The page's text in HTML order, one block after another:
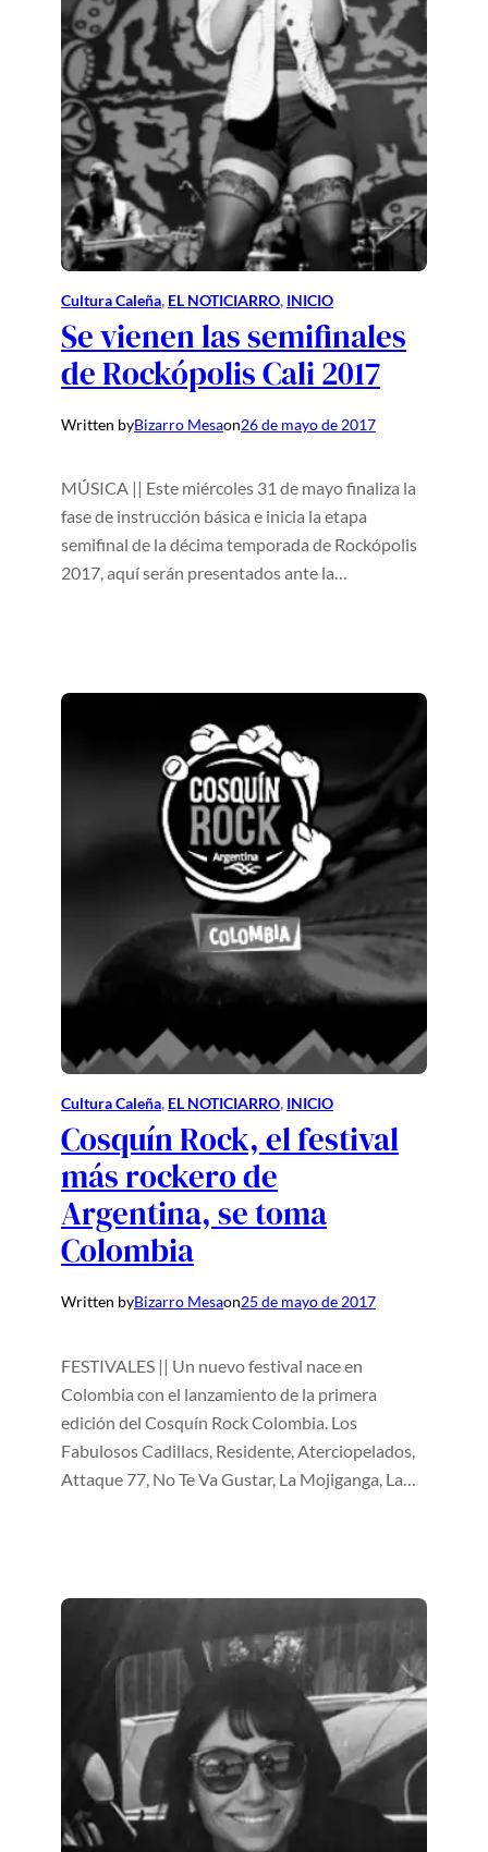
Cultura Caleña, EL NOTICIARRO, INICIO
Se vienen las semifinales
de Rockópolis Cali 2017
Written byBizarro Mesaon26 de mayo de 2017
MÚSICA || Este miércoles 31 de mayo finaliza la
fase de instrucción básica e inicia la etapa
semifinal de la décima temporada de Rockópolis
2017, aquí serán presentados ante la…
Cultura Caleña, EL NOTICIARRO, INICIO
Cosquín Rock, el festival
más rockero de
Argentina, se toma
Colombia
Written byBizarro Mesaon25 de mayo de 2017
FESTIVALES || Un nuevo festival nace en
Colombia con el lanzamiento de la primera
edición del Cosquín Rock Colombia. Los
Fabulosos Cadillacs, Residente, Aterciopelados,
Attaque 77, No Te Va Gustar, La Mojiganga, La…